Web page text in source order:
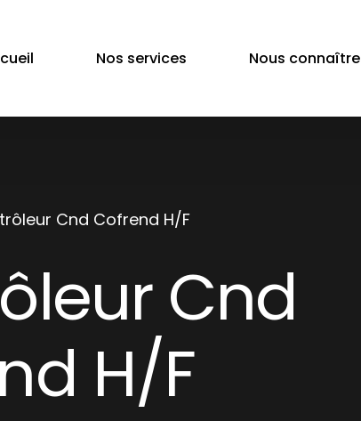
Nos services Nous connaître
Cnd Cofrend H/F
Cnd
H/F